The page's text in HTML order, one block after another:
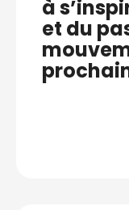
à
et du